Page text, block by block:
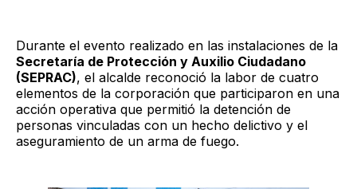
Durante el evento realizado en las instalaciones de la
Secretaría de Protección y Auxilio Ciudadano
(SEPRAC), el alcalde reconoció la labor de cuatro
elementos de la corporación que participaron en una
acción operativa que permitió la detención de
personas vinculadas con un hecho delictivo y el
aseguramiento de un arma de fuego.